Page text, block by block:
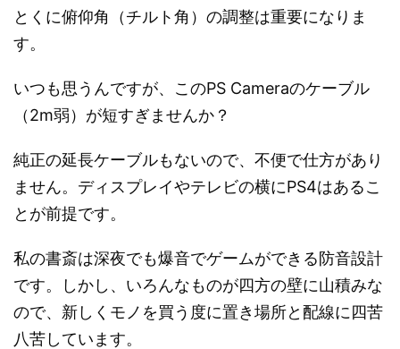
とくに俯仰角（チルト角）の調整は重要になりま
す。
いつも思うんですが、このPS Cameraのケーブル
（2m弱）が短すぎませんか？
純正の延長ケーブルもないので、不便で仕方があり
ません。ディスプレイやテレビの横にPS4はあるこ
とが前提です。
私の書斎は深夜でも爆音でゲームができる防音設計
です。しかし、いろんなものが四方の壁に山積みな
ので、新しくモノを買う度に置き場所と配線に四苦
八苦しています。